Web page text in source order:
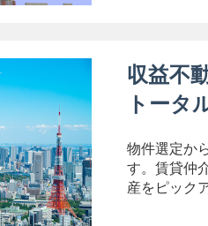
収益不
トータ
物件選定か
す。賃貸仲
産をピック